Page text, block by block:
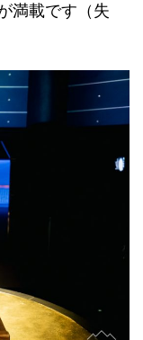
満載です（失